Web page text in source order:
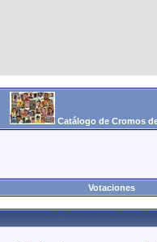
Catálogo de Cromos
Votaciones